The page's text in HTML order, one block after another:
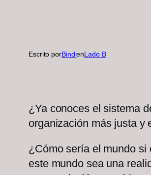
Escrito porBindienLado B
¿Ya conoces el sistema
organización más justa y
¿Cómo sería el mundo si
este mundo sea una